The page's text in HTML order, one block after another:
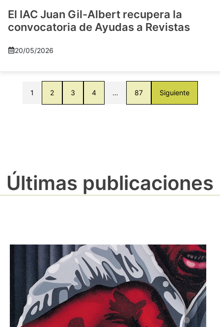
El IAC Juan Gil-Albert recupera la
convocatoria de Ayudas a Revistas
20/05/2026
1 2 3 4 … 87 Siguiente
Últimas publicaciones